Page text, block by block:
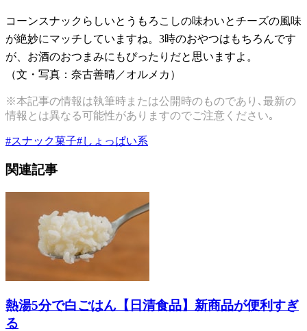
コーンスナックらしいとうもろこしの味わいとチーズの風味
が絶妙にマッチしていますね。3時のおやつはもちろんです
が、お酒のおつまみにもぴったりだと思いますよ。
（文・写真：奈古善晴／オルメカ）
※本記事の情報は執筆時または公開時のものであり､最新の
情報とは異なる可能性がありますのでご注意ください｡
#スナック菓子#しょっぱい系
関連記事
熱湯5分で白ごはん【日清食品】新商品が便利すぎ
る